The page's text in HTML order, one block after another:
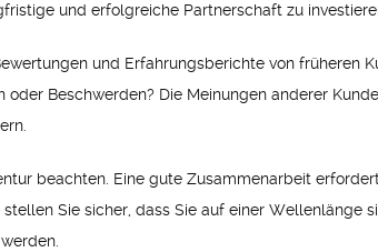
und erfolgreiche Partnerschaft zu
und Erfahrungsberichte von früheren
Beschwerden? Die Meinungen anderer
beachten. Eine gute Zusammenarbeit
Sie sicher, dass Sie auf einer Wellenlänge